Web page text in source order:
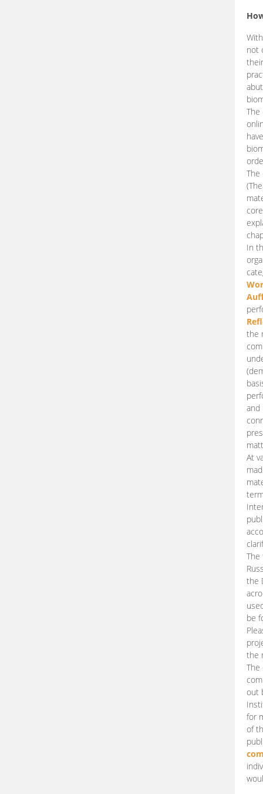
not
The
In
the
and
At
The
the
be
the
The
out
for
of